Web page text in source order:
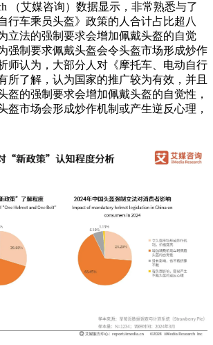
（艾媒咨询）数据显示，非常熟悉与了
行车乘员头盔》政策的人合计占比超八
立法的强制要求会增加佩戴头盔的自觉
强制要求佩戴头盔会令头盔市场形成炒作
师认为，大部分人对《摩托车、电动自行
所了解，认为国家的推广较为有效，并且
盔的强制要求会增加佩戴头盔的自觉性，
盔市场会形成炒作机制或产生逆反心理，